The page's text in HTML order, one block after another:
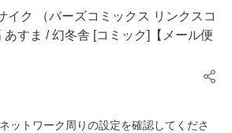
イク （バーズコミックス リンクスコ
あすま / 幻冬舎 [コミック]【メール便
ットワーク周りの設定を確認してくださ